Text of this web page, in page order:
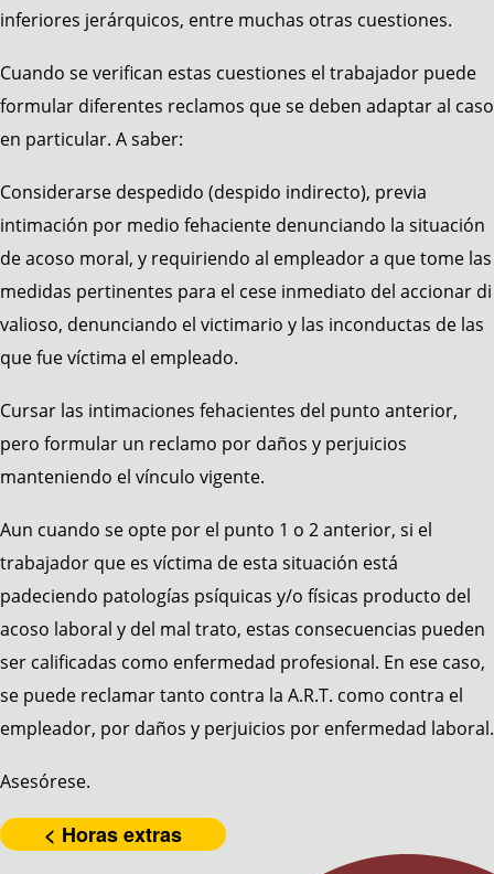
inferiores jerárquicos, entre muchas otras cuestiones.
Cuando se verifican estas cuestiones el trabajador puede
formular diferentes reclamos que se deben adaptar al caso
en particular. A saber:
Considerarse despedido (despido indirecto), previa
intimación por medio fehaciente denunciando la situación
de acoso moral, y requiriendo al empleador a que tome las
medidas pertinentes para el cese inmediato del accionar di
valioso, denunciando el victimario y las inconductas de las
que fue víctima el empleado.
Cursar las intimaciones fehacientes del punto anterior,
pero formular un reclamo por daños y perjuicios
manteniendo el vínculo vigente.
Aun cuando se opte por el punto 1 o 2 anterior, si el
trabajador que es víctima de esta situación está
padeciendo patologías psíquicas y/o físicas producto del
acoso laboral y del mal trato, estas consecuencias pueden
ser calificadas como enfermedad profesional. En ese caso,
se puede reclamar tanto contra la A.R.T. como contra el
empleador, por daños y perjuicios por enfermedad laboral.
Asesórese.
< Horas extras